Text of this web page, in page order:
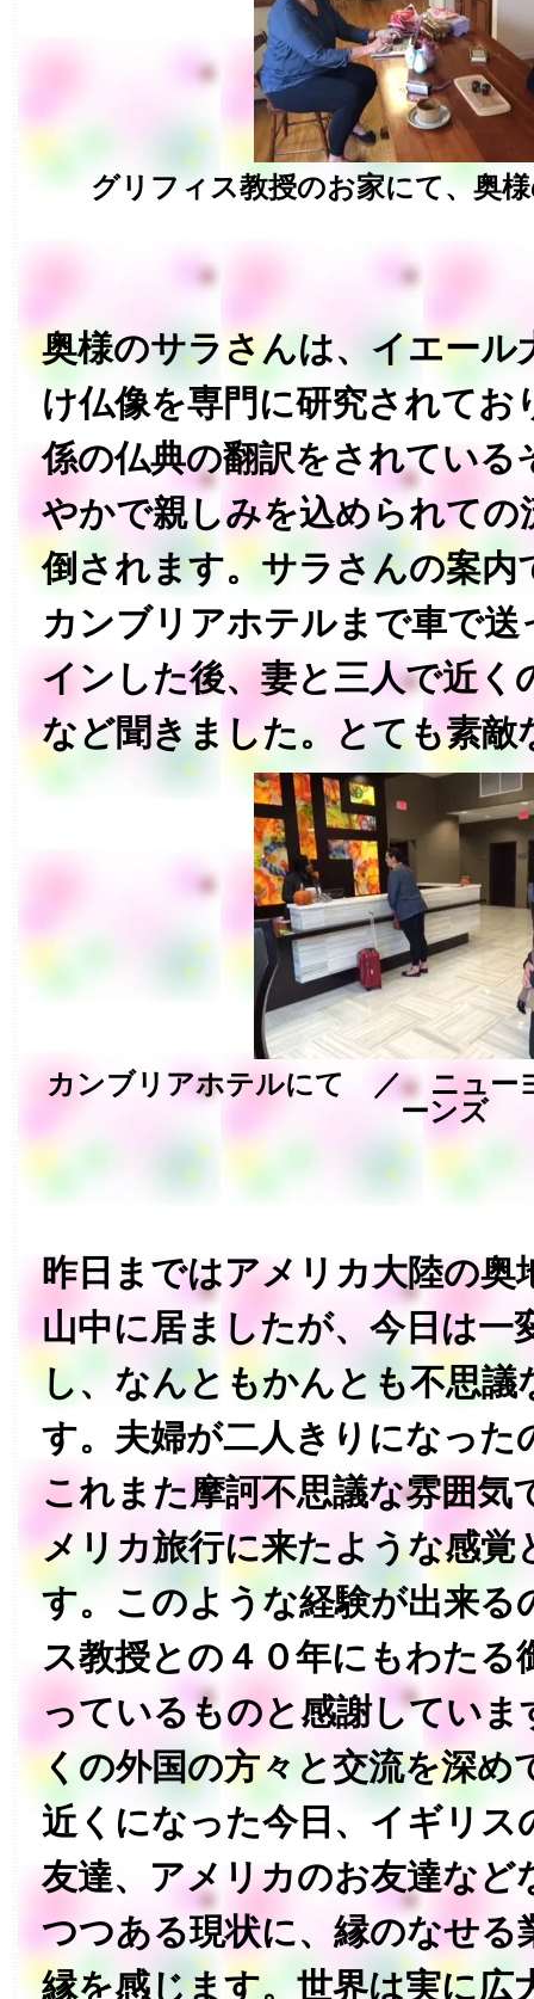
グリフィス教授のお家にて、奥
奥様のサラさんは、イエール
け仏像を専門に研究されてお
係の仏典の翻訳をされている
やかで親しみを込められての
倒されます。サラさんの案内
カンブリアホテルまで車で
インした後、妻と三人で近く
カンブリアホテルにて ／ ニュー
ーンズ
昨日まではアメリカ大陸の奥
山中に居ましたが、今日は一
し、なんともかんとも不思議
す。‏夫婦が二人きりになったのは今日が初めて。
これまた摩訶不思議な雰囲気
メリカ旅行に来たような感覚
す。‏このような経験が出来るのも偏にグリフィ
ス教授との４０年にもわたる
っているものと感謝しています。‏これま
くの外国の方々と交流を深め
近くになった今日、イギリス
友達、アメリカのお友達など
つつある現状に、縁のなせる
縁を感じます。‏世界は実に広大で、その国々の歴